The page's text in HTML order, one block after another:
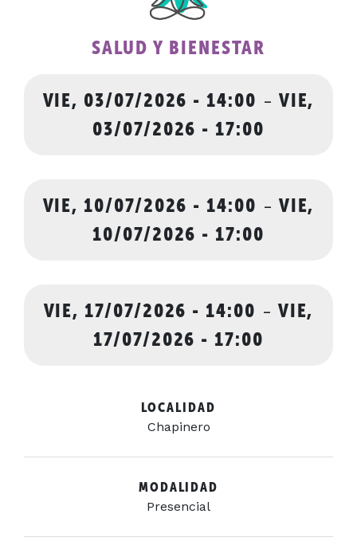
SALUD Y BIENESTAR
VIE, 03/07/2026 - 14:00 - VIE,
03/07/2026 - 17:00
VIE, 10/07/2026 - 14:00 - VIE,
10/07/2026 - 17:00
VIE, 17/07/2026 - 14:00 - VIE,
17/07/2026 - 17:00
LOCALIDAD
Chapinero
MODALIDAD
Presencial